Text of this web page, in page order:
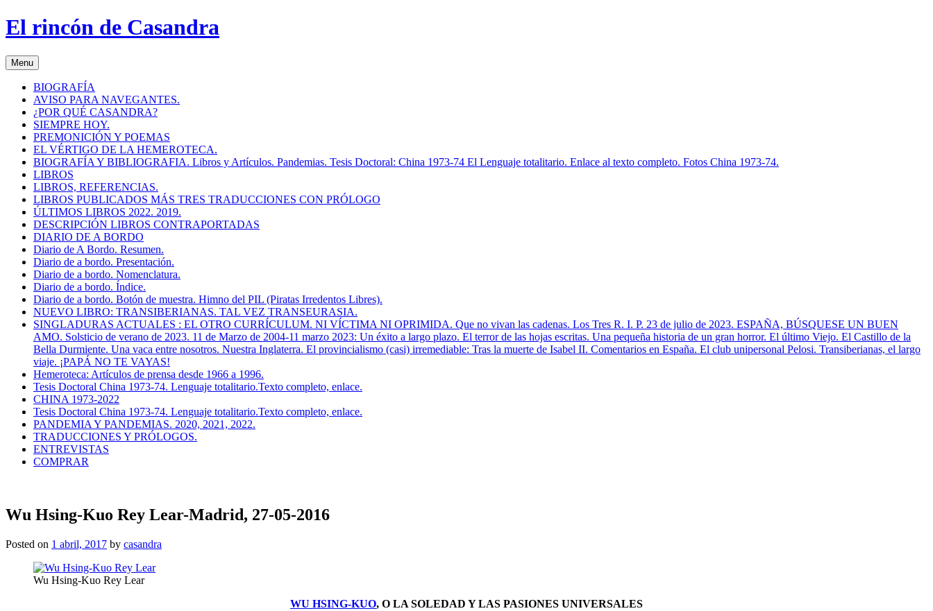
El rincón de Casandra
Menu
BIOGRAFÍA
AVISO PARA NAVEGANTES.
¿POR QUÉ CASANDRA?
SIEMPRE HOY.
PREMONICIÓN Y POEMAS
EL VÉRTIGO DE LA HEMEROTECA.
BIOGRAFÍA Y BIBLIOGRAFIA. Libros y Artículos. Pandemias. Tesis Doctoral: China 1973-74 El Lenguaje totalitario. Enlace al texto completo. Fotos China 1973-74.
LIBROS
LIBROS, REFERENCIAS.
LIBROS PUBLICADOS MÁS TRES TRADUCCIONES CON PRÓLOGO
ÚLTIMOS LIBROS 2022. 2019.
DESCRIPCIÓN LIBROS CONTRAPORTADAS
DIARIO DE A BORDO
Diario de A Bordo. Resumen.
Diario de a bordo. Presentación.
Diario de a bordo. Nomenclatura.
Diario de a bordo. Índice.
Diario de a bordo. Botón de muestra. Himno del PIL (Piratas Irredentos Libres).
NUEVO LIBRO: TRANSIBERIANAS. TAL VEZ TRANSEURASIA.
SINGLADURAS ACTUALES : EL OTRO CURRÍCULUM. NI VÍCTIMA NI OPRIMIDA. Que no vivan las cadenas. Los Tres R. I. P. 23 de julio de 2023. ESPAÑA, BÚSQUESE UN BUEN
AMO. Solsticio de verano de 2023. 11 de Marzo de 2004-11 marzo 2023: Un éxito a largo plazo. El terror de las hojas escritas. Una pequeña historia de un gran horror. El último Viejo. El Castillo de la
Bella Durmiente. Una vaca entre nosotros. Nuestra Inglaterra. El provincialismo (casi) irremediable: Tras la muerte de Isabel II. Comentarios en España. El club unipersonal Pelosi. Transiberianas, el largo
viaje. ¡PAPÁ NO TE VAYAS!
Hemeroteca: Artículos de prensa desde 1966 a 1996.
Tesis Doctoral China 1973-74. Lenguaje totalitario.Texto completo, enlace.
CHINA 1973-2022
Tesis Doctoral China 1973-74. Lenguaje totalitario.Texto completo, enlace.
PANDEMIA Y PANDEMIAS. 2020, 2021, 2022.
TRADUCCIONES Y PRÓLOGOS.
ENTREVISTAS
COMPRAR
Wu Hsing-Kuo Rey Lear-Madrid, 27-05-2016
Posted on 1 abril, 2017 by casandra
Wu Hsing-Kuo Rey Lear
WU HSING-KUO, O LA SOLEDAD Y LAS PASIONES UNIVERSALES